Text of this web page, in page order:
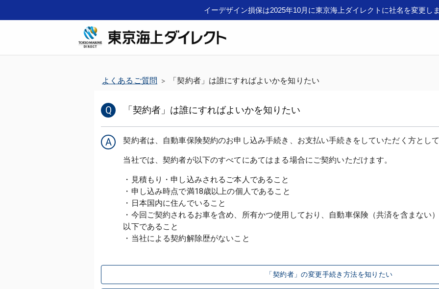
イーデザイン損保は2025年10月に東京海上ダイレクトに社名を変更し
よくあるご質問 > 「契約者」は誰にすればよいかを知りたい
Q 「契約者」は誰にすればよいかを知りたい
A
・見積もり・申し込みされるご本人であること
・申し込み時点で満18歳以上の個人であること
・日本国内に住んでいること
・今回ご契約されるお車を含め、所有かつ使用しており、自動車保険（共済を含まない
以下であること
「契約者」の変更手続き方法を知りたい